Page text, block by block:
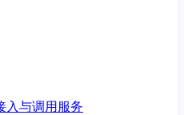
入与调用服务